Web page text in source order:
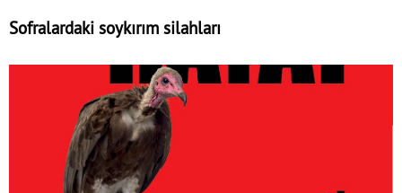
Sofralardaki soykırım silahları